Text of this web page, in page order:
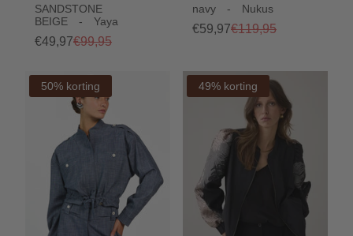
SANDSTONE
BEIGE - Yaya
€49,97€99,95
navy - Nukus
€59,97€119,95
50% korting 49% korting